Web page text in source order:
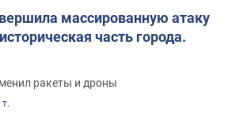
массированную атаку
часть города.
ракеты и дроны